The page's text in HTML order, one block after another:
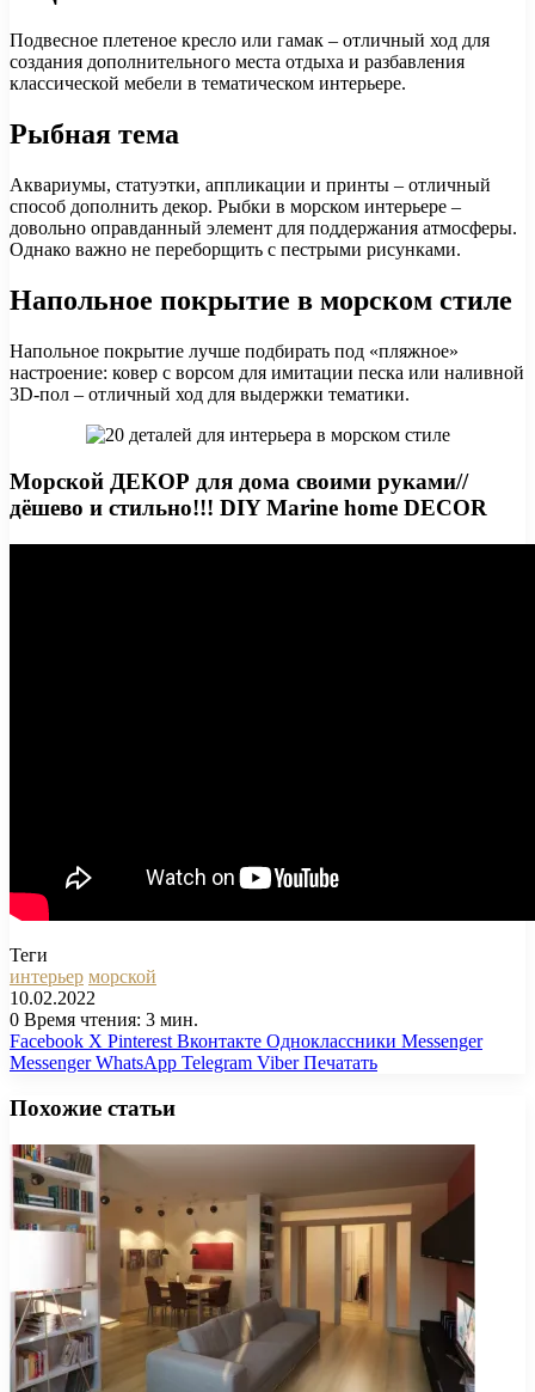
Подвесное плетеное кресло или гамак – отличный ход для
создания дополнительного места отдыха и разбавления
классической мебели в тематическом интерьере.
Рыбная тема
Аквариумы, статуэтки, аппликации и принты – отличный
способ дополнить декор. Рыбки в морском интерьере –
довольно оправданный элемент для поддержания атмосферы.
Однако важно не переборщить с пестрыми рисунками.
Напольное покрытие в морском стиле
Напольное покрытие лучше подбирать под «пляжное»
настроение: ковер с ворсом для имитации песка или наливной
3D-пол – отличный ход для выдержки тематики.
Морской ДЕКОР для дома своими руками//
дёшево и стильно!!! DIY Marine home DECOR
Теги
интерьер морской
10.02.2022
0 Время чтения: 3 мин.
Facebook X Pinterest Вконтакте Одноклассники Messenger
Messenger WhatsApp Telegram Viber Печатать
Похожие статьи